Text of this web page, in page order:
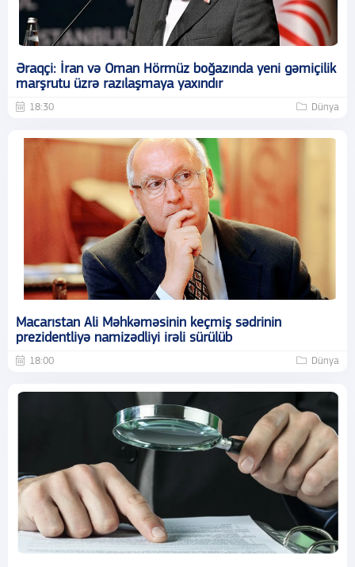
Əraqçi: İran və Oman Hörmüz boğazında yeni gəmiçilik
marşrutu üzrə razılaşmaya yaxındır
18:30 Dünya
Macarıstan Ali Məhkəməsinin keçmiş sədrinin
prezidentliyə namizədliyi irəli sürülüb
18:00 Dünya